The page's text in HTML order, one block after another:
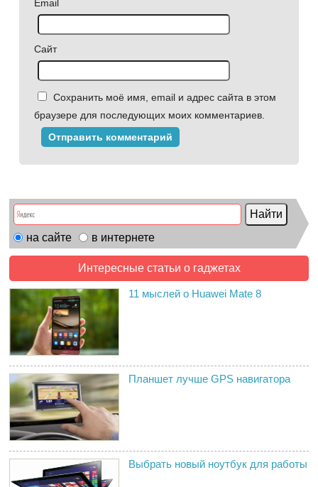
Email
Сайт
Сохранить моё имя, email и адрес сайта в этом
браузере для последующих моих комментариев.
на сайте в интернете
Интересные статьи о гаджетах
11 мыслей о Huawei Mate 8
Планшет лучше GPS навигатора
Выбрать новый ноутбук для работы